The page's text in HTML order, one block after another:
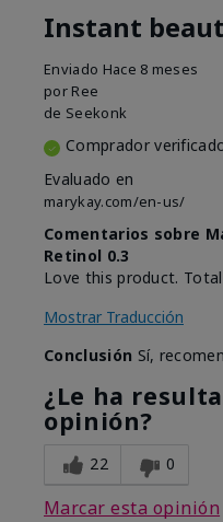
Instant
Enviado Hace 8 meses
por Ree
de Seekonk
Comprador
Evaluado en
marykay.com/en-us/
Comentarios sobre
Retinol 0.3
Love this product.
Mostrar Traducción
Conclusión Sí,
¿Le ha
opinión?
22 0
Marcar esta opinión